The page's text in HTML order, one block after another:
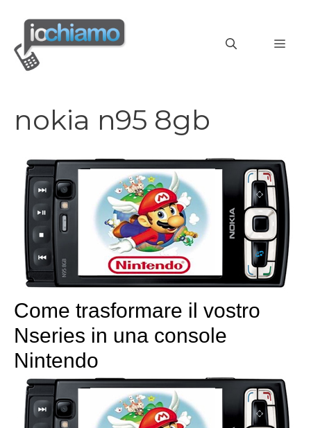
contenuto
nokia n95 8gb
Come trasformare il vostro
Nseries in una console
Nintendo